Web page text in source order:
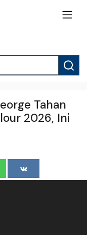
Tahan
2026, Ini